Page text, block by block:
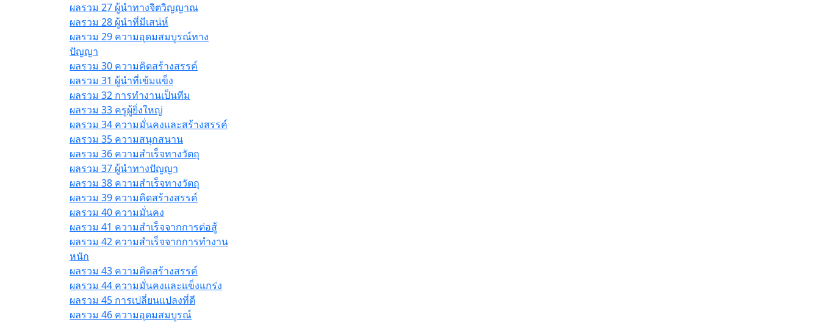
ผลรวม 27 ผู้นำทางจิตวิญญาณ
ผลรวม 28 ผู้นำที่มีเสน่ห์
ผลรวม 29 ความอุดมสมบูรณ์ทาง
ปัญญา
ผลรวม 30 ความคิดสร้างสรรค์
ผลรวม 31 ผู้นำที่เข้มแข็ง
ผลรวม 32 การทำงานเป็นทีม
ผลรวม 33 ครูผู้ยิ่งใหญ่
ผลรวม 34 ความมั่นคงและสร้างสรรค์
ผลรวม 35 ความสนุกสนาน
ผลรวม 36 ความสำเร็จทางวัตถุ
ผลรวม 37 ผู้นำทางปัญญา
ผลรวม 38 ความสำเร็จทางวัตถุ
ผลรวม 39 ความคิดสร้างสรรค์
ผลรวม 40 ความมั่นคง
ผลรวม 41 ความสำเร็จจากการต่อสู้
ผลรวม 42 ความสำเร็จจากการทำงาน
หนัก
ผลรวม 43 ความคิดสร้างสรรค์
ผลรวม 44 ความมั่นคงและแข็งแกร่ง
ผลรวม 45 การเปลี่ยนแปลงที่ดี
ผลรวม 46 ความอุดมสมบูรณ์